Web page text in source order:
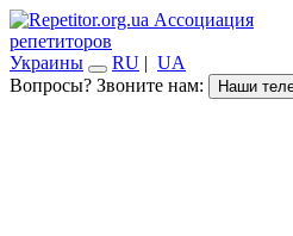
Ассоциация
репетиторов
Украины
RU | UA
Вопросы? Звоните нам:
Наши